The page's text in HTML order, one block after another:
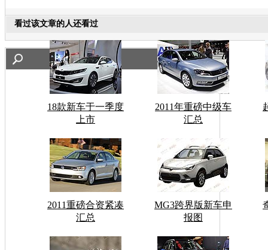
看过该文章的人还看过
18款新车于一季度
上市
2011年重磅中级车
汇总
2011重磅合资紧凑
汇总
MG3跨界版新车申
报图